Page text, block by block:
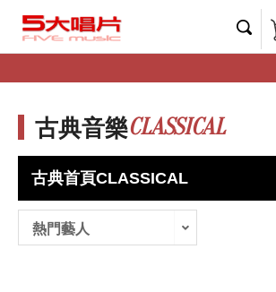
古典音樂CLASSICAL
古典首頁CLASSICAL
熱門藝人